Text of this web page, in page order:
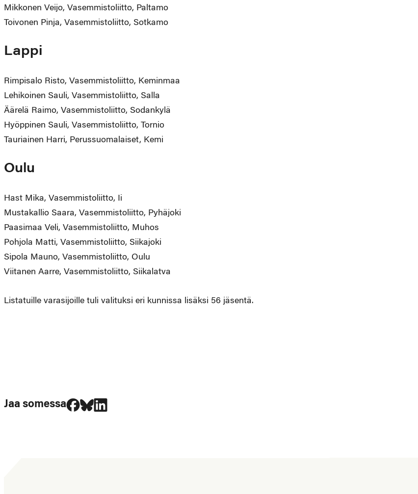
Mikkonen Veijo, Vasemmistoliitto, Paltamo
Toivonen Pinja, Vasemmistoliitto, Sotkamo
Lappi
Rimpisalo Risto, Vasemmistoliitto, Keminmaa
Lehikoinen Sauli, Vasemmistoliitto, Salla
Äärelä Raimo, Vasemmistoliitto, Sodankylä
Hyöppinen Sauli, Vasemmistoliitto, Tornio
Tauriainen Harri, Perussuomalaiset, Kemi
Oulu
Hast Mika, Vasemmistoliitto, Ii
Mustakallio Saara, Vasemmistoliitto, Pyhäjoki
Paasimaa Veli, Vasemmistoliitto, Muhos
Pohjola Matti, Vasemmistoliitto, Siikajoki
Sipola Mauno, Vasemmistoliitto, Oulu
Viitanen Aarre, Vasemmistoliitto, Siikalatva
Listatuille varasijoille tuli valituksi eri kunnissa lisäksi 56 jäsentä.
Jaa somessa
Jaa Facebookissa
Jaa Blueskyssa
Jaa LinkedIn:ssä